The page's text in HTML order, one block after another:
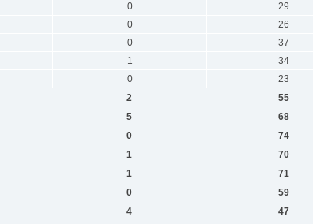
0 29
0 26
0 37
1 34
0 23
2 55
5 68
0 74
1 70
1 71
0 59
4 47